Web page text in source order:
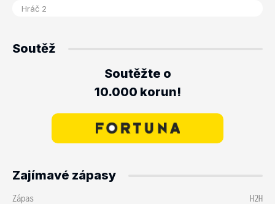
Soutěž
Soutěžte o
10.000 korun!
Zajímavé zápasy
Zápas
H2H